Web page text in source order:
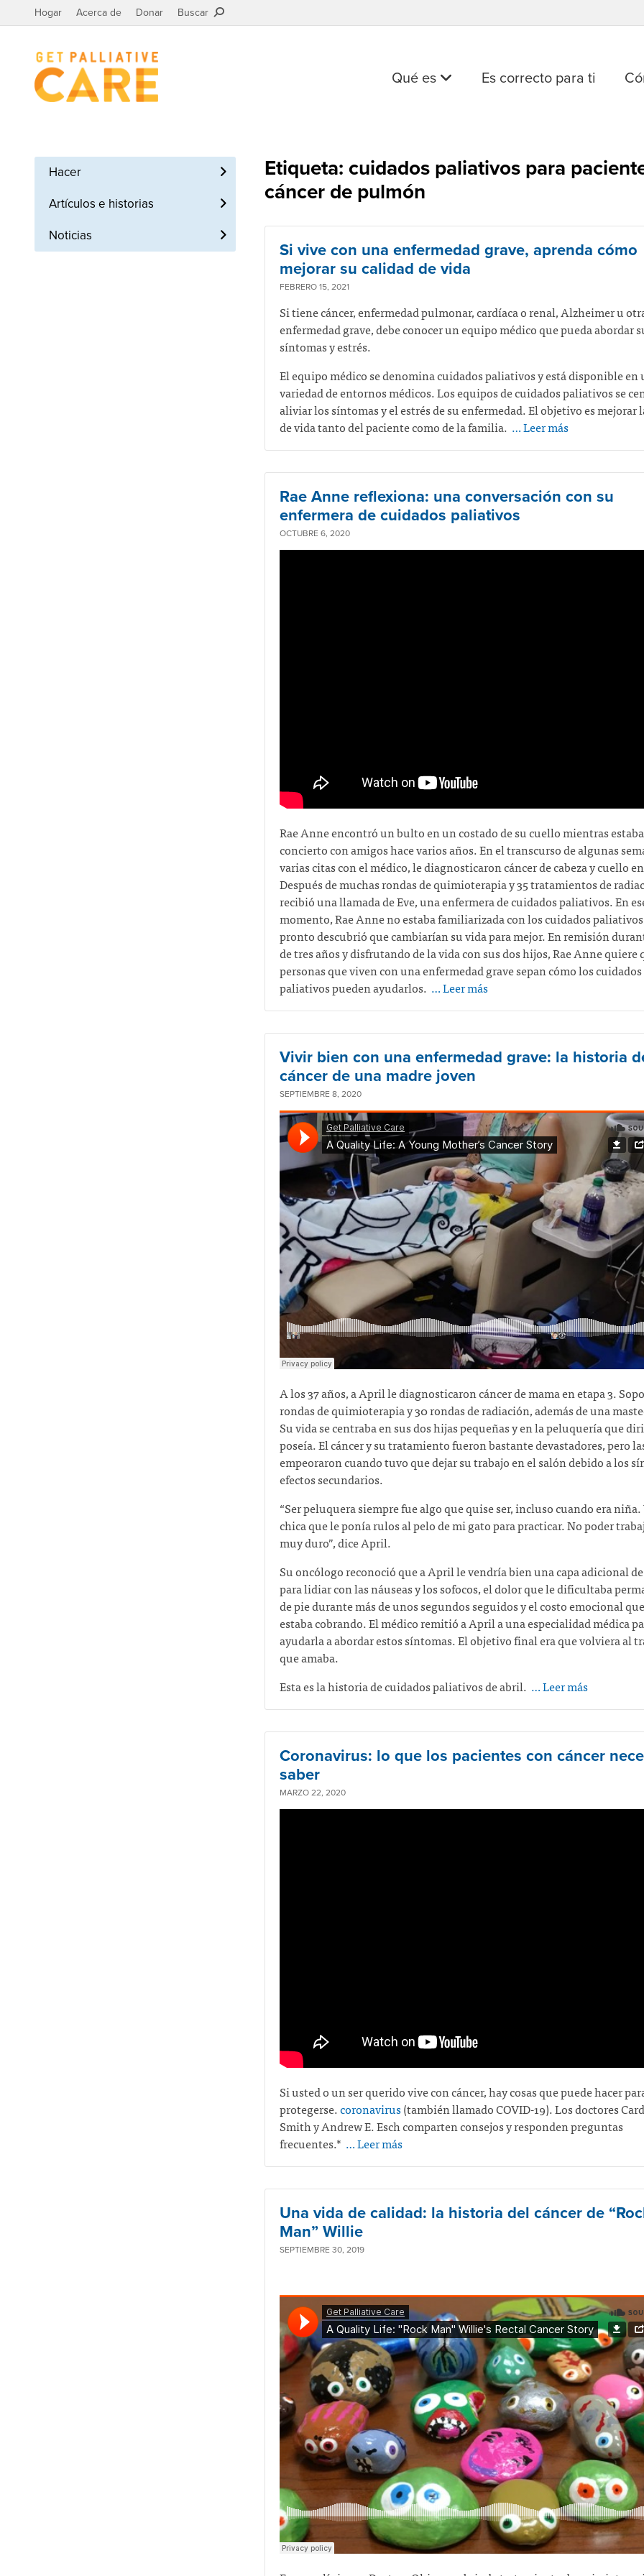
Hogar Acerca de Donar Buscar
Qué es Es correcto para ti
Hacer
Artículos e historias
Noticias
Etiqueta: cuidados paliativos para
cáncer de pulmón
Si vive con una enfermedad grave, aprenda cómo
mejorar su calidad de vida
FEBRERO 15, 2021
Si tiene cáncer, enfermedad pulmonar, cardíaca o renal, Alzheimer u
enfermedad grave, debe conocer un equipo médico que pueda abordar
síntomas y estrés.
El equipo médico se denomina cuidados paliativos y está disponible en
variedad de entornos médicos. Los equipos de cuidados paliativos se
aliviar los síntomas y el estrés de su enfermedad. El objetivo es mejorar
de vida tanto del paciente como de la familia. … Leer más
Rae Anne reflexiona: una conversación con su
enfermera de cuidados paliativos
OCTUBRE 6, 2020
Rae Anne encontró un bulto en un costado de su cuello mientras
concierto con amigos hace varios años. En el transcurso de algunas
varias citas con el médico, le diagnosticaron cáncer de cabeza y cuello
Después de muchas rondas de quimioterapia y 35 tratamientos de
recibió una llamada de Eve, una enfermera de cuidados paliativos. En
momento, Rae Anne no estaba familiarizada con los cuidados
pronto descubrió que cambiarían su vida para mejor. En remisión
de tres años y disfrutando de la vida con sus dos hijos, Rae Anne quiere
personas que viven con una enfermedad grave sepan cómo los cuidados
paliativos pueden ayudarlos. … Leer más
Vivir bien con una enfermedad grave: la historia
cáncer de una madre joven
SEPTIEMBRE 8, 2020
A los 37 años, a April le diagnosticaron cáncer de mama en etapa 3.
rondas de quimioterapia y 30 rondas de radiación, además de una
Su vida se centraba en sus dos hijas pequeñas y en la peluquería que
poseía. El cáncer y su tratamiento fueron bastante devastadores, pero
empeoraron cuando tuvo que dejar su trabajo en el salón debido a los
efectos secundarios.
“Ser peluquera siempre fue algo que quise ser, incluso cuando era niña.
chica que le ponía rulos al pelo de mi gato para practicar. No poder
muy duro”, dice April.
Su oncólogo reconoció que a April le vendría bien una capa adicional
para lidiar con las náuseas y los sofocos, el dolor que le dificultaba
de pie durante más de unos segundos seguidos y el costo emocional
estaba cobrando. El médico remitió a April a una especialidad médica
ayudarla a abordar estos síntomas. El objetivo final era que volviera al
que amaba.
Esta es la historia de cuidados paliativos de abril. … Leer más
Coronavirus: lo que los pacientes con cáncer
saber
MARZO 22, 2020
Si usted o un ser querido vive con cáncer, hay cosas que puede hacer
protegerse.coronavirus(también llamado COVID-19). Los doctores
Smith y Andrew E. Esch comparten consejos y responden preguntas
frecuentes.* … Leer más
Una vida de calidad: la historia del cáncer de
Man” Willie
SEPTIEMBRE 30, 2019